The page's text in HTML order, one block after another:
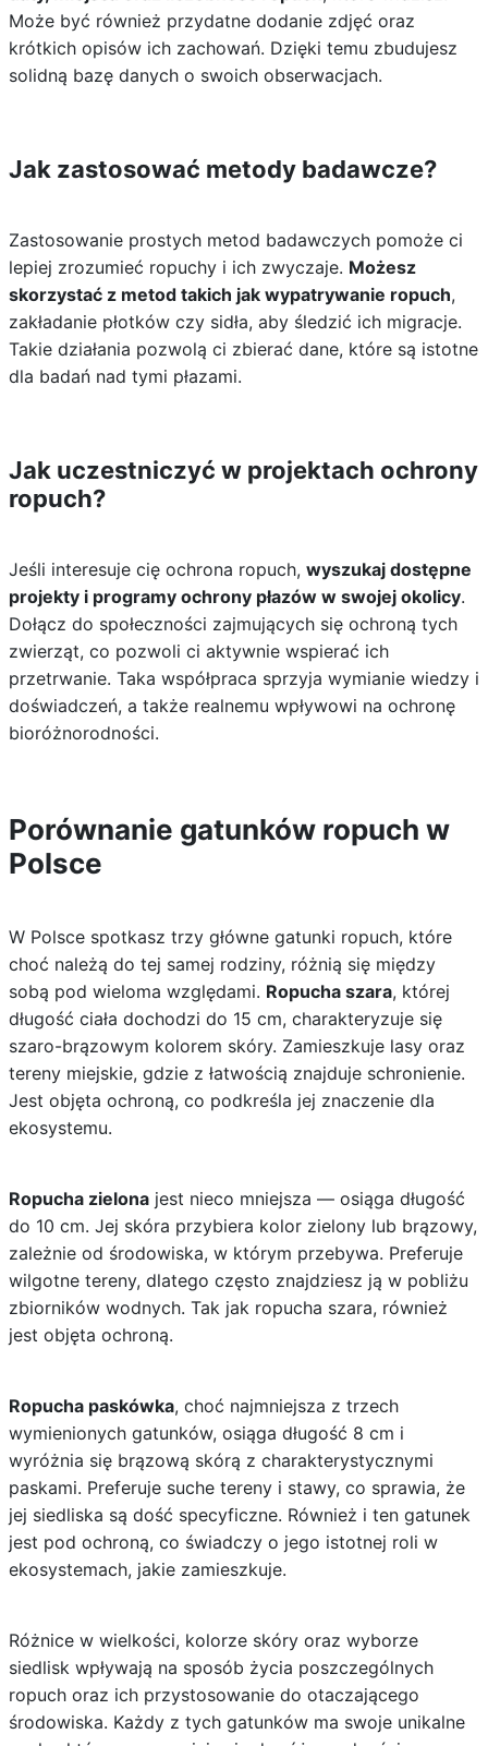
Może być również przydatne dodanie zdjęć oraz
krótkich opisów ich zachowań. Dzięki temu zbudujesz
solidną bazę danych o swoich obserwacjach.
Jak zastosować metody badawcze?
Zastosowanie prostych metod badawczych pomoże ci
lepiej zrozumieć ropuchy i ich zwyczaje. Możesz
skorzystać z metod takich jak wypatrywanie ropuch,
zakładanie płotków czy sidła, aby śledzić ich migracje.
Takie działania pozwolą ci zbierać dane, które są istotne
dla badań nad tymi płazami.
Jak uczestniczyć w projektach ochrony
ropuch?
Jeśli interesuje cię ochrona ropuch, wyszukaj dostępne
projekty i programy ochrony płazów w swojej okolicy.
Dołącz do społeczności zajmujących się ochroną tych
zwierząt, co pozwoli ci aktywnie wspierać ich
przetrwanie. Taka współpraca sprzyja wymianie wiedzy i
doświadczeń, a także realnemu wpływowi na ochronę
bioróżnorodności.
Porównanie gatunków ropuch w
Polsce
W Polsce spotkasz trzy główne gatunki ropuch, które
choć należą do tej samej rodziny, różnią się między
sobą pod wieloma względami. Ropucha szara, której
długość ciała dochodzi do 15 cm, charakteryzuje się
szaro-brązowym kolorem skóry. Zamieszkuje lasy oraz
tereny miejskie, gdzie z łatwością znajduje schronienie.
Jest objęta ochroną, co podkreśla jej znaczenie dla
ekosystemu.
Ropucha zielonajest nieco mniejsza — osiąga długość
do 10 cm. Jej skóra przybiera kolor zielony lub brązowy,
zależnie od środowiska, w którym przebywa. Preferuje
wilgotne tereny, dlatego często znajdziesz ją w pobliżu
zbiorników wodnych. Tak jak ropucha szara, również
jest objęta ochroną.
Ropucha paskówka, choć najmniejsza z trzech
wymienionych gatunków, osiąga długość 8 cm i
wyróżnia się brązową skórą z charakterystycznymi
paskami. Preferuje suche tereny i stawy, co sprawia, że
jej siedliska są dość specyficzne. Również i ten gatunek
jest pod ochroną, co świadczy o jego istotnej roli w
ekosystemach, jakie zamieszkuje.
Różnice w wielkości, kolorze skóry oraz wyborze
siedlisk wpływają na sposób życia poszczególnych
ropuch oraz ich przystosowanie do otaczającego
środowiska. Każdy z tych gatunków ma swoje unikalne